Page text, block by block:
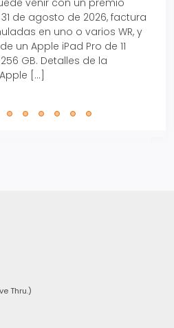
31 de agosto de 2026, factura
en uno o varios WR, y
un Apple iPad Pro de 11
GB. Detalles de la
[…]
Thru.)